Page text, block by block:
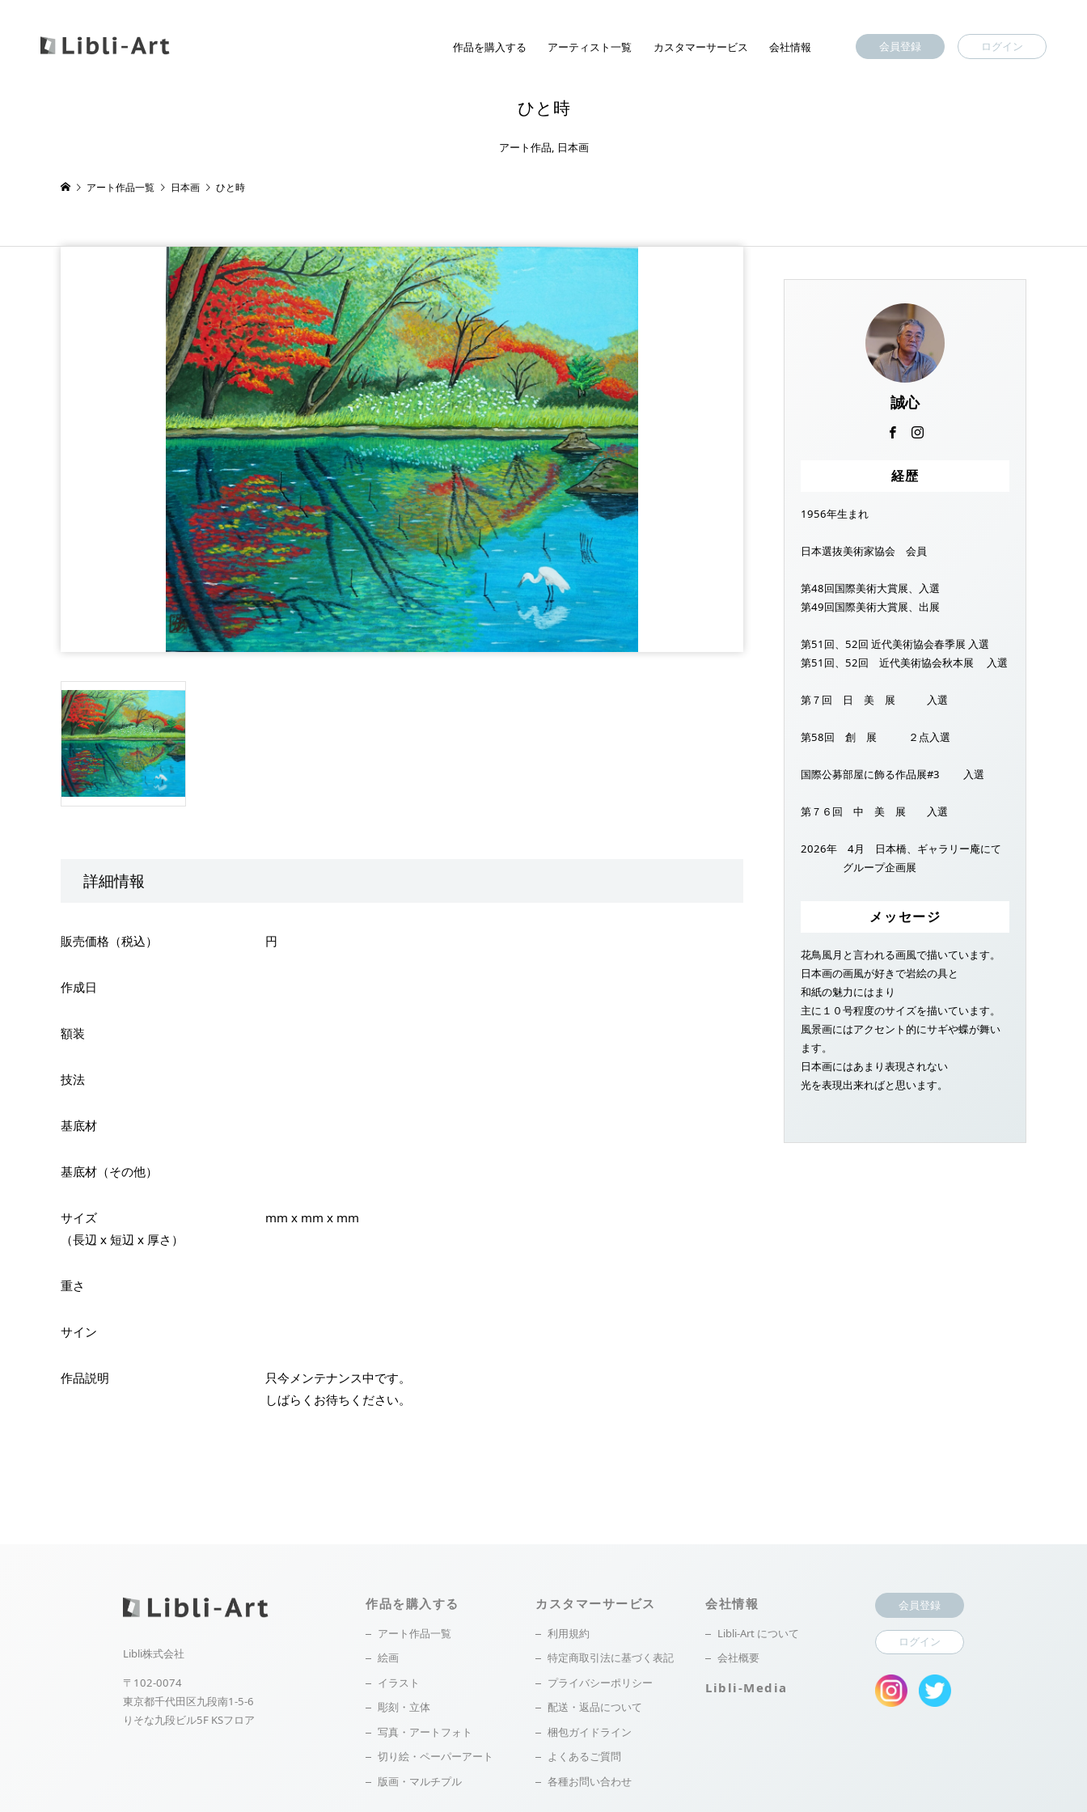
作品を購入する アーティスト一覧 カスタマーサービス 会社情報 会員登録 ログイン
ひと時
アート作品, 日本画
アート作品一覧 日本画 ひと時
詳細情報
販売価格（税込） 円
作成日
額装
技法
基底材
基底材（その他）
サイズ
（長辺 x 短辺 x 厚さ）
mm x mm x mm
重さ
サイン
作品説明
只今メンテナンス中です。
しばらくお待ちください。
誠心
経歴
1956年生まれ
日本選抜美術家協会 会員
第48回国際美術大賞展、入選
第49回国際美術大賞展、出展
第51回、52回 近代美術協会春季展 入選
第51回、52回 近代美術協会秋本展 入選
第７回 日 美 展 入選
第58回 創 展 ２点入選
国際公募部屋に飾る作品展#3 入選
第７６回 中 美 展 入選
2026年 4月 日本橋、ギャラリー庵にて
グループ企画展
メッセージ
花鳥風月と言われる画風で描いています。
日本画の画風が好きで岩絵の具と
和紙の魅力にはまり
主に１０号程度のサイズを描いています。
風景画にはアクセント的にサギや蝶が舞い
ます。
日本画にはあまり表現されない
光を表現出来ればと思います。
Libli株式会社
〒102-0074
東京都千代田区九段南1-5-6
りそな九段ビル5F KSフロア
作品を購入する
アート作品一覧
絵画
イラスト
彫刻・立体
写真・アートフォト
切り絵・ペーパーアート
版画・マルチプル
カスタマーサービス
利用規約
特定商取引法に基づく表記
プライバシーポリシー
配送・返品について
梱包ガイドライン
よくあるご質問
各種お問い合わせ
会社情報
Libli-Art について
会社概要
Libli-Media
会員登録
ログイン